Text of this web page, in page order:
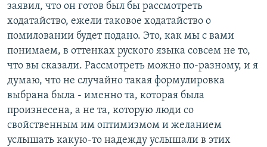
заявил, что он готов был бы рассмотреть
ходатайство, ежели таковое ходатайство о
помиловании будет подано. Это, как мы с вами
понимаем, в оттенках руского языка совсем не то,
что вы сказали. Рассмотреть можно по-разному, и я
думаю, что не случайно такая формулировка
выбрана была - именно та, которая была
произнесена, а не та, которую люди со
свойственным им оптимизмом и желанием
услышать какую-то надежду услышали в этих